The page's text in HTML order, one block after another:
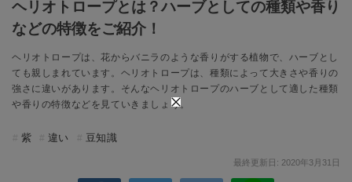
ヘリオトロープとは？ハーブとしての種類や香り
などの特徴をご紹介！
ヘリオトロープは、花からバニラのような香りがする植物で、ハーブとし
ても親しまれています。ヘリオトロープは、種類によって大きさや香りの
強さに違いがあります。そんなヘリオトロープのハーブとして適した種類
や香りの特徴などを見ていきましょう。
紫 違い 豆知識
最終更新日: 2020年3月31日